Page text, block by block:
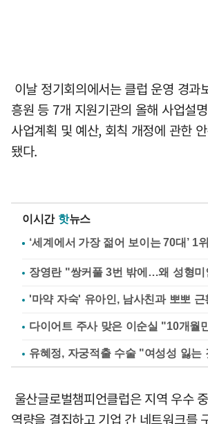
이날 정기회의에서는 클럽 운영 경과
흥원 등 7개 지원기관의 올해 사업설
사업계획 및 예산, 회칙 개정에 관한
됐다.
이시간 핫뉴스
장영란 "쌍커풀 3번 밖에…왜 성형미
'마약 자숙' 유아인, 남사친과 뽀뽀 근
다이어트 주사 맞은 이순실 "10개월
유혜정, 자궁적출 수술 "여성성 잃
울산글로벌챔피언클럽은 지역 우수
역량을 결집하고 기업 간 네트워크를